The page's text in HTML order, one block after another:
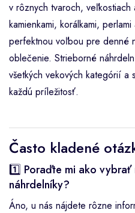
v rôznych tvaroch,
kamienkami, korálkami,
perfektnou voľbou pre denné
oblečenie. Strieborné
všetkých vekových kategórií a
každú príležitosť.
Často kladené
1️⃣ Poraďte mi ako
náhrdelníky?
Áno, u nás nájdete rôzne